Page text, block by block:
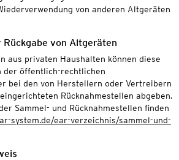
von anderen Altgeräten
von Altgeräten
aus privaten Haushalten können diese
der öffentlich-rechtlichen
bei den von Herstellern oder Vertreibern
Rücknahmestellen abgeben.
Sammel- und Rücknahmestellen finden
system.de/ear-verzeichnis/sammel-und-